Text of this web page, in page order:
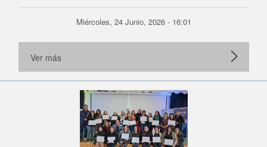
Miércoles, 24 Junio, 2026 - 16:01
Ver más